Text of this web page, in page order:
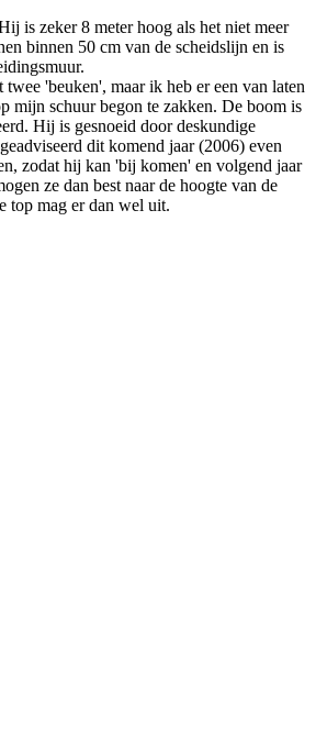
is zeker 8 meter hoog als het niet meer
binnen 50 cm van de scheidslijn en is
'beuken', maar ik heb er een van laten
mijn schuur begon te zakken. De boom is
Hij is gesnoeid door deskundige
dit komend jaar (2006) even
zodat hij kan 'bij komen' en volgend jaar
ze dan best naar de hoogte van de
top mag er dan wel uit.